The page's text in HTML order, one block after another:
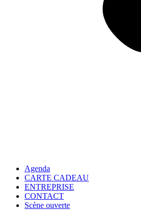
Agenda
CARTE CADEAU
ENTREPRISE
CONTACT
Scène ouverte